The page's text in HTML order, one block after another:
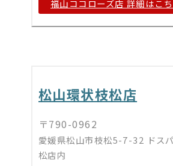
福山ココローズ店 詳細はこ
松山環状枝松店
〒790-0962
愛媛県松山市枝松5-7-32 ドス
松店内